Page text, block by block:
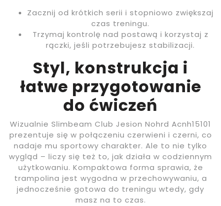
Zacznij od krótkich serii i stopniowo zwiększaj
czas treningu.
Trzymaj kontrolę nad postawą i korzystaj z
rączki, jeśli potrzebujesz stabilizacji.
Styl, konstrukcja i
łatwe przygotowanie
do ćwiczeń
Wizualnie Slimbeam Club Jesion Nohrd Acnh15101
prezentuje się w połączeniu czerwieni i czerni, co
nadaje mu sportowy charakter. Ale to nie tylko
wygląd – liczy się też to, jak działa w codziennym
użytkowaniu. Kompaktowa forma sprawia, że
trampolina jest wygodna w przechowywaniu, a
jednocześnie gotowa do treningu wtedy, gdy
masz na to czas.